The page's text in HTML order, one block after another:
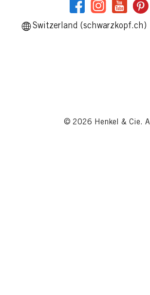
Switzerland (schwarzkopf.ch)
© 2026 Henkel & Cie.